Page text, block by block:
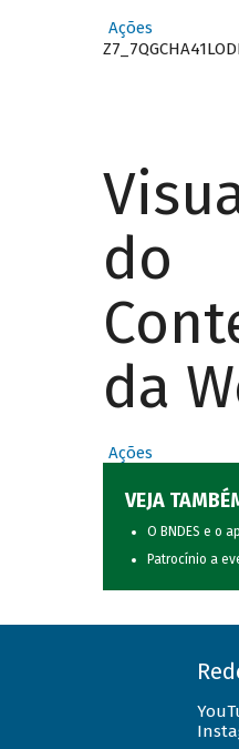
Ações
do
da
Ações
VEJA
O BNDES e o
Patrocínio a